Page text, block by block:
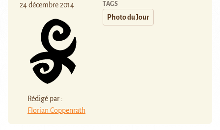
24 décembre 2014
Rédigé par :
Florian Coppenrath
TAGS
Photo du Jour